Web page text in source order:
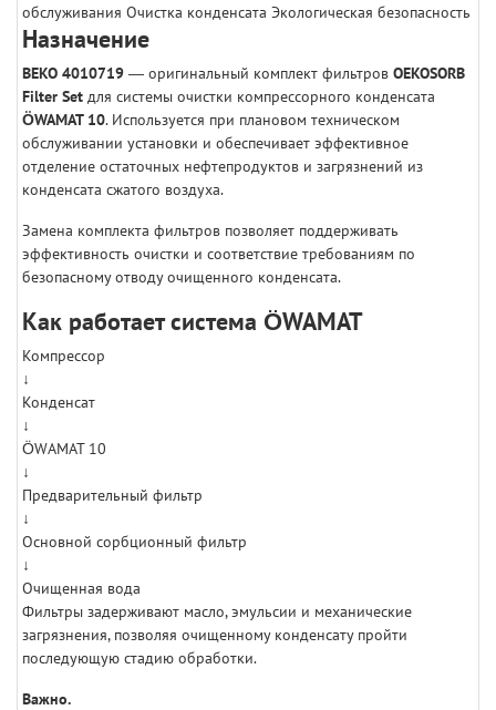
обслуживания Очистка конденсата Экологическая безопасность
Назначение
BEKO 4010719 — оригинальный комплект фильтров OEKOSORB
Filter Set для системы очистки компрессорного конденсата
ÖWAMAT 10. Используется при плановом техническом
обслуживании установки и обеспечивает эффективное
отделение остаточных нефтепродуктов и загрязнений из
конденсата сжатого воздуха.
Замена комплекта фильтров позволяет поддерживать
эффективность очистки и соответствие требованиям по
безопасному отводу очищенного конденсата.
Как работает система ÖWAMAT
Компрессор
↓
Конденсат
↓
ÖWAMAT 10
↓
Предварительный фильтр
↓
Основной сорбционный фильтр
↓
Очищенная вода
Фильтры задерживают масло, эмульсии и механические
загрязнения, позволяя очищенному конденсату пройти
последующую стадию обработки.
Важно.